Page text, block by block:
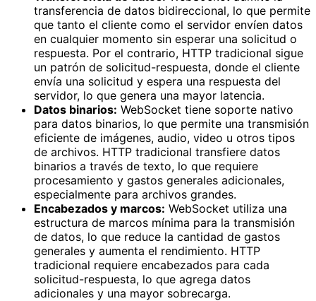
transferencia de datos bidireccional, lo que permite
que tanto el cliente como el servidor envíen datos
en cualquier momento sin esperar una solicitud o
respuesta. Por el contrario, HTTP tradicional sigue
un patrón de solicitud-respuesta, donde el cliente
envía una solicitud y espera una respuesta del
servidor, lo que genera una mayor latencia.
Datos binarios: WebSocket tiene soporte nativo
para datos binarios, lo que permite una transmisión
eficiente de imágenes, audio, video u otros tipos
de archivos. HTTP tradicional transfiere datos
binarios a través de texto, lo que requiere
procesamiento y gastos generales adicionales,
especialmente para archivos grandes.
Encabezados y marcos: WebSocket utiliza una
estructura de marcos mínima para la transmisión
de datos, lo que reduce la cantidad de gastos
generales y aumenta el rendimiento. HTTP
tradicional requiere encabezados para cada
solicitud-respuesta, lo que agrega datos
adicionales y una mayor sobrecarga.